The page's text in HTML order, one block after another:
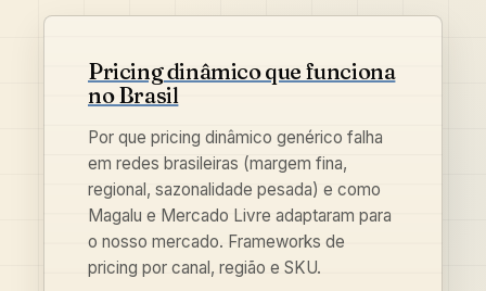
Pricing dinâmico que funciona
no Brasil
Por que pricing dinâmico genérico falha
em redes brasileiras (margem fina,
regional, sazonalidade pesada) e como
Magalu e Mercado Livre adaptaram para
o nosso mercado. Frameworks de
pricing por canal, região e SKU.